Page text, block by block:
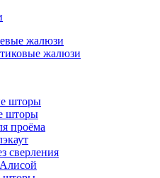
жалюзи
жалюзи
шторы
шторы
проёма
сверления